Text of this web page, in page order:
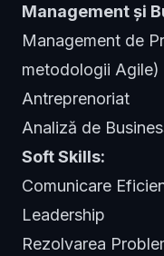
Management și
Management de
metodologii Agile)
Antreprenoriat
Analiză de
Soft Skills:
Comunicare
Leadership
Rezolvarea